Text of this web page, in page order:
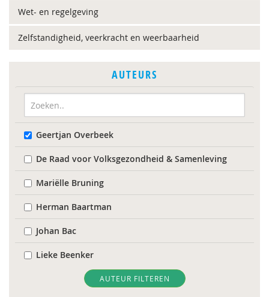
Wet- en regelgeving
Zelfstandigheid, veerkracht en weerbaarheid
AUTEURS
Geertjan Overbeek
De Raad voor Volksgezondheid & Samenleving
Mariëlle Bruning
Herman Baartman
Johan Bac
Lieke Beenker
AUTEUR FILTEREN